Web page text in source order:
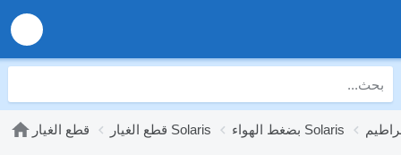
قطع الغيار قطع الغيار Solaris بضغط الهواء Solaris